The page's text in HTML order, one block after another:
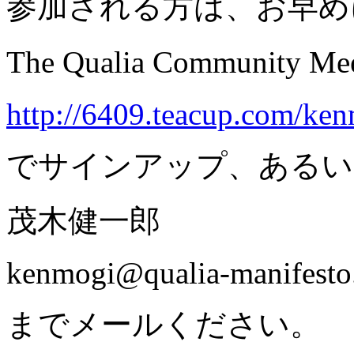
The Qualia Community
http://6409.teacup.com/
でサインアップ、ある
茂木健一郎
kenmogi@qualia-
までメールください。